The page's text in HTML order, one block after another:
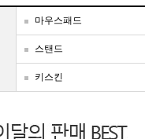
마우스패드
스탠드
키스킨